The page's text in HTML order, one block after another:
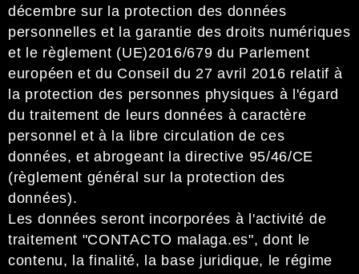
décembre sur la protection des données
personnelles et la garantie des droits numériques
et le règlement (UE)2016/679 du Parlement
européen et du Conseil du 27 avril 2016 relatif à
la protection des personnes physiques à l'égard
du traitement de leurs données à caractère
personnel et à la libre circulation de ces
données, et abrogeant la directive 95/46/CE
(règlement général sur la protection des
données).
Les données seront incorporées à l'activité de
traitement "CONTACTO malaga.es", dont le
contenu, la finalité, la base juridique, le régime